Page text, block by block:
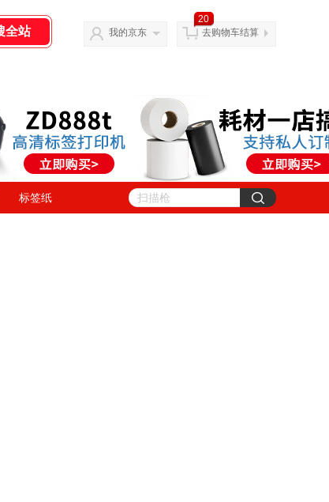
我的京东
20
去购物车结算
标签纸